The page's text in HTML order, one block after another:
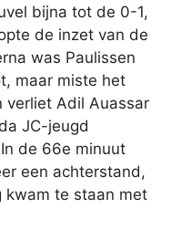
bijna tot de 0-1,
de inzet van de
was Paulissen
maar miste het
verliet Adil Auassar
JC-jeugd
de 66e minuut
een achterstand,
kwam te staan met